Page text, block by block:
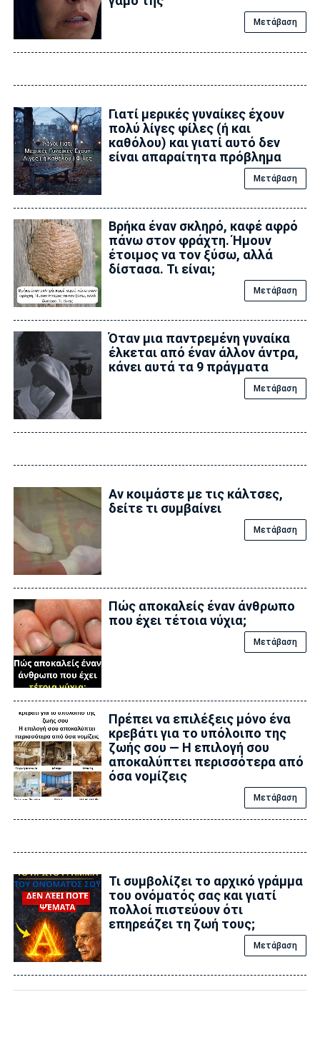
Μετάβαση
Γιατί μερικές γυναίκες έχουν
πολύ λίγες φίλες (ή και
καθόλου) και γιατί αυτό δεν
είναι απαραίτητα πρόβλημα
Μετάβαση
Βρήκα έναν σκληρό, καφέ αφρό
πάνω στον φράχτη. Ήμουν
έτοιμος να τον ξύσω, αλλά
δίστασα. Τι είναι;
Μετάβαση
Όταν μια παντρεμένη γυναίκα
έλκεται από έναν άλλον άντρα,
κάνει αυτά τα 9 πράγματα
Μετάβαση
Αν κοιμάστε με τις κάλτσες,
δείτε τι συμβαίνει
Μετάβαση
Πώς αποκαλείς έναν άνθρωπο
που έχει τέτοια νύχια;
Μετάβαση
Πρέπει να επιλέξεις μόνο ένα
κρεβάτι για το υπόλοιπο της
ζωής σου — Η επιλογή σου
αποκαλύπτει περισσότερα από
όσα νομίζεις
Μετάβαση
Τι συμβολίζει το αρχικό γράμμα
του ονόματός σας και γιατί
πολλοί πιστεύουν ότι
επηρεάζει τη ζωή τους;
Μετάβαση